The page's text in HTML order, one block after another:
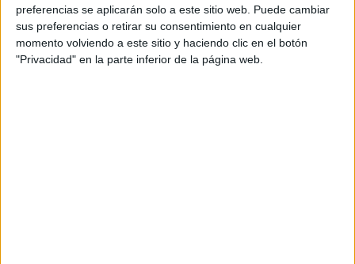
preferencias se aplicarán solo a este sitio web. Puede cambiar
sus preferencias o retirar su consentimiento en cualquier
momento volviendo a este sitio y haciendo clic en el botón
"Privacidad" en la parte inferior de la página web.
Katherine Sloan, directora global de
comunicación corporativa de Allfunds ha
señalado que “a través de nuestra colaboración